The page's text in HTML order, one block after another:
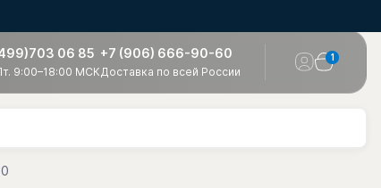
06 85
9:00–18:00 МСК
+7 (906) 666-90-60
Доставка по всей России
1